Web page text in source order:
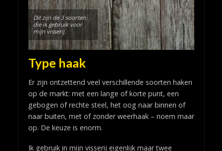
Dit zijn de 3 soorten
die ik gebruik voor
mijn visserij.
Type haak
Er zijn ontzettend veel verschillende soorten haken
op de markt: met een lange of korte punt, een
gebogen of rechte steel, het oog naar binnen of
naar buiten, met of zonder weerhaak – noem maar
op. De keuze is enorm.
Ik gebruik in mijn visserij eigenlijk maar twee